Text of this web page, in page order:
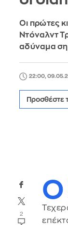
Οι πρώτες
Ντόναλντ
αδύναμα
22:00,
Προσθέστε
2
Ο